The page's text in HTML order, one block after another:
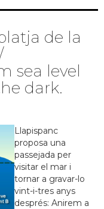
de la
sea level
dark.
Llapispanc
proposa una
passejada per
visitar el mar i
tornar a gravar-lo
vint-i-tres anys
després: Anirem a